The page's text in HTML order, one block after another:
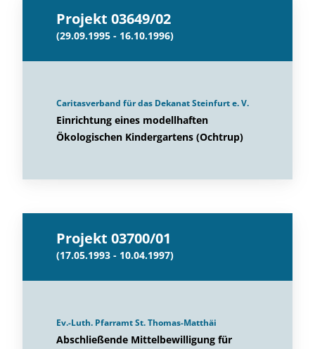
Projekt 03649/02
(29.09.1995 - 16.10.1996)
Caritasverband für das Dekanat Steinfurt e. V.
Einrichtung eines modellhaften
Ökologischen Kindergartens (Ochtrup)
Projekt 03700/01
(17.05.1993 - 10.04.1997)
Ev.-Luth. Pfarramt St. Thomas-Matthäi
Abschließende Mittelbewilligung für